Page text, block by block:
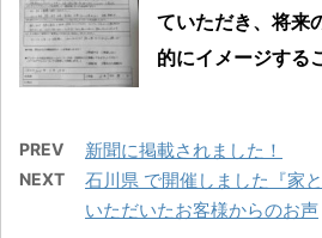
ていただき、将来
的にイメージする
PREV 新聞に掲載されました！
NEXT
石川県 で開催しました『家
いただいたお客様からのお声